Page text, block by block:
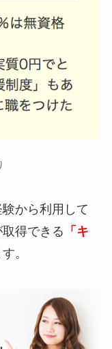
から利用して
得できる 「キ
。